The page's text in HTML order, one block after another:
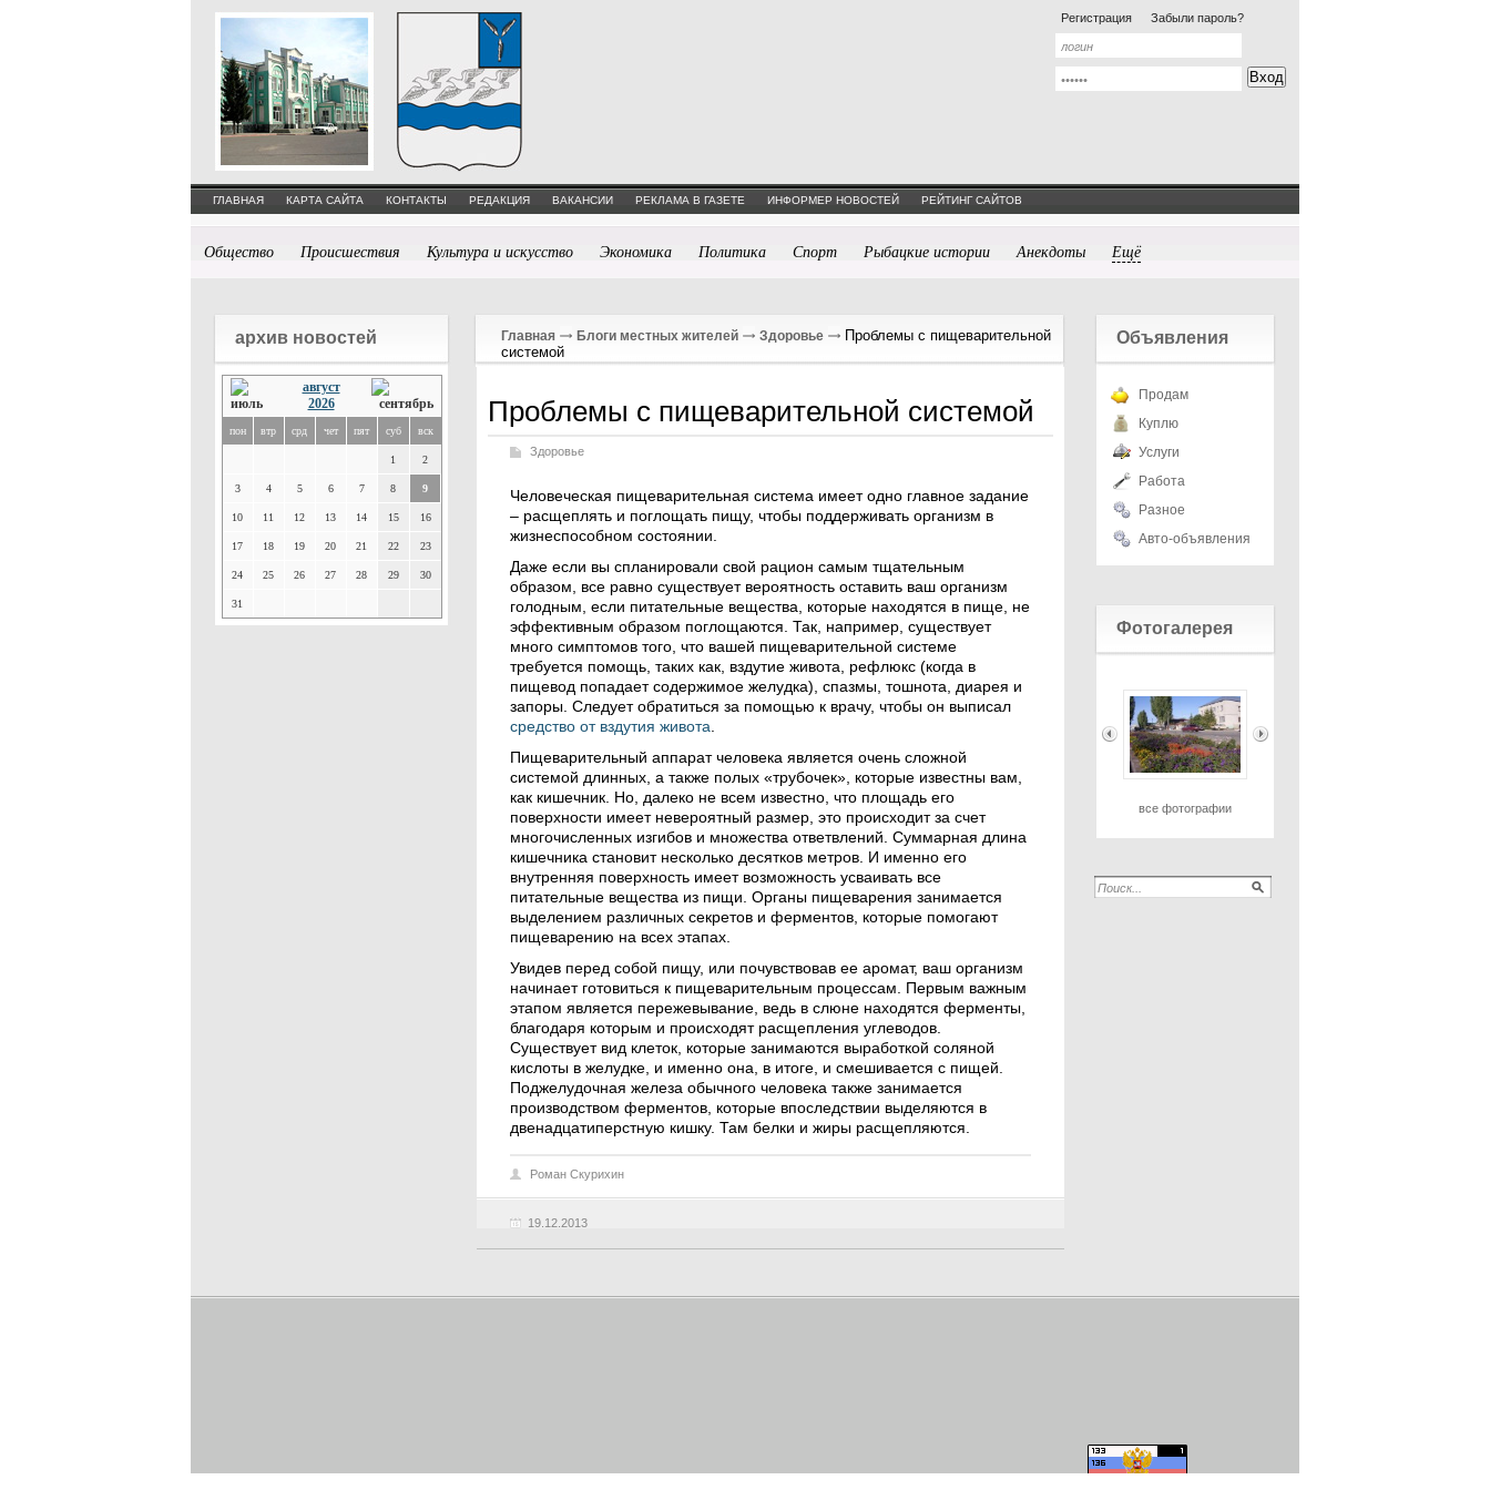
Регистрация Забыли пароль?
ГЛАВНАЯ КАРТА САЙТА КОНТАКТЫ РЕДАКЦИЯ ВАКАНСИИ РЕКЛАМА В ГАЗЕТЕ ИНФОРМЕР НОВОСТЕЙ РЕЙТИНГ САЙТОВ
Общество Происшествия Культура и искусство Экономика Политика Спорт Рыбацкие истории Анекдоты Ещё
архив новостей
август
2026
пон втр срд чет пят суб вск
1 2
3 4 5 6 7 8 9
10 11 12 13 14 15 16
17 18 19 20 21 22 23
24 25 26 27 28 29 30
31
Главная Блоги местных жителей Здоровье
Проблемы с пищеварительной
системой
Проблемы с пищеварительной системой
Здоровье
Человеческая пищеварительная система имеет одно главное задание
– расщеплять и поглощать пищу, чтобы поддерживать организм в
жизнеспособном состоянии.
Даже если вы спланировали свой рацион самым тщательным
образом, все равно существует вероятность оставить ваш организм
голодным, если питательные вещества, которые находятся в пище, не
эффективным образом поглощаются. Так, например, существует
много симптомов того, что вашей пищеварительной системе
требуется помощь, таких как, вздутие живота, рефлюкс (когда в
пищевод попадает содержимое желудка), спазмы, тошнота, диарея и
запоры. Следует обратиться за помощью к врачу, чтобы он выписал
средство от вздутия живота
Пищеварительный аппарат человека является очень сложной
системой длинных, а также полых «трубочек», которые известны вам,
как кишечник. Но, далеко не всем известно, что площадь его
поверхности имеет невероятный размер, это происходит за счет
многочисленных изгибов и множества ответвлений. Суммарная длина
кишечника становит несколько десятков метров. И именно его
внутренняя поверхность имеет возможность усваивать все
питательные вещества из пищи. Органы пищеварения занимается
выделением различных секретов и ферментов, которые помогают
пищеварению на всех этапах.
Увидев перед собой пищу, или почувствовав ее аромат, ваш организм
начинает готовиться к пищеварительным процессам. Первым важным
этапом является пережевывание, ведь в слюне находятся ферменты,
благодаря которым и происходят расщепления углеводов.
Существует вид клеток, которые занимаются выработкой соляной
кислоты в желудке, и именно она, в итоге, и смешивается с пищей.
Поджелудочная железа обычного человека также занимается
производством ферментов, которые впоследствии выделяются в
двенадцатиперстную кишку. Там белки и жиры расщепляются.
19.12.2013
Роман Скурихин
Объявления
Продам
Куплю
Услуги
Работа
Разное
Авто-объявления
Фотогалерея
все фотографии